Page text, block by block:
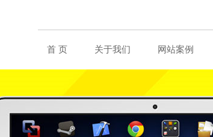
首 页 关于我们 网站案例